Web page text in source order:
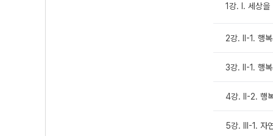
1강. Ⅰ. 세상
2강. Ⅱ-1. 행
3강. Ⅱ-1. 행
4강. Ⅱ-2. 행
5강. Ⅲ-1. 자